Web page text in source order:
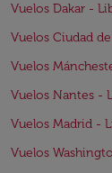
Vuelos Dakar -
Vuelos Ciudad
Vuelos
Vuelos Nantes -
Vuelos Madrid -
Vuelos